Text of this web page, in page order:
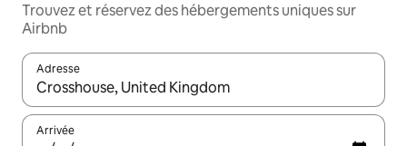
Trouvez et réservez des hébergements uniques sur
Airbnb
Adresse
Lorsque les résultats s'affichent, utilisez les flèches vers le
Arrivée